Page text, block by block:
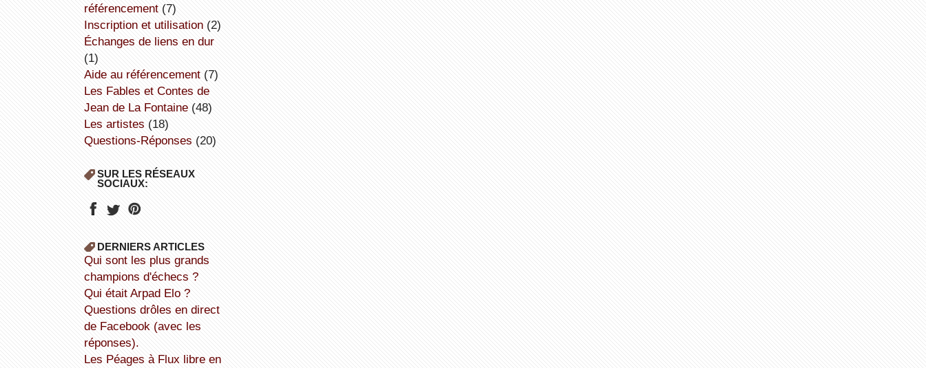
référencement(7)
inscription et utilisation(2)
échanges de liens en dur
(1)
aide au référencement(7)
Les Fables et Contes de
Jean de La Fontaine(48)
Les artistes (18)
Questions-Réponses (20)
SUR LES RÉSEAUX
SOCIAUX:
DERNIERS ARTICLES
Qui sont les plus grands
champions d'échecs ?
Qui était Arpad Elo ?
Questions drôles en direct
de Facebook (avec les
réponses).
Les Péages à Flux libre en